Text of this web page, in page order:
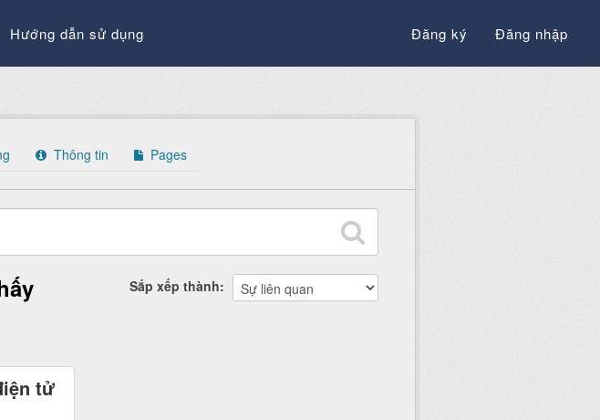
Hướng dẫn sử dụng Đăng ký Đăng nhập
Thông tin Pages
Sắp xếp thành
tử